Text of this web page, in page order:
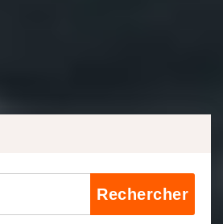
Rechercher